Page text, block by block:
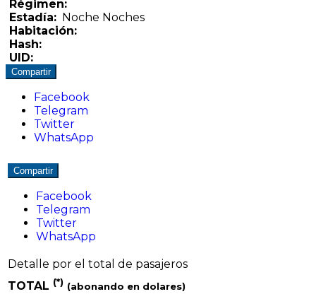
Régimen:
Estadía: Noche Noches
Habitación:
Hash:
UID:
Compartir
Facebook
Telegram
Twitter
WhatsApp
Compartir
Facebook
Telegram
Twitter
WhatsApp
Detalle por el total de pasajeros
TOTAL (*) (abonando en dolares)